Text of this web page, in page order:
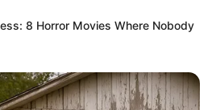
8 Horror Movies Where Nobody